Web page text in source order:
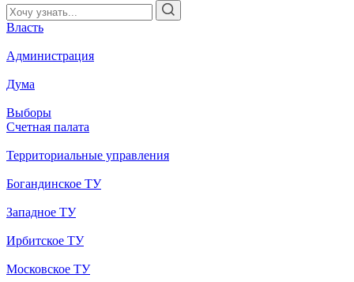
Власть
Администрация
Дума
Выборы
Счетная палата
Территориальные управления
Богандинское ТУ
Западное ТУ
Ирбитское ТУ
Московское ТУ